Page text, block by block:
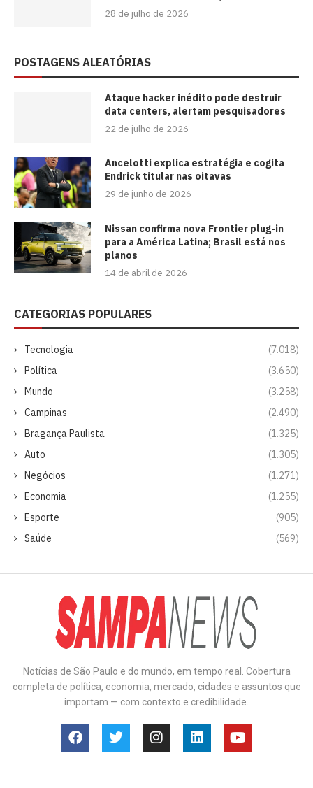
28 de julho de 2026
POSTAGENS ALEATÓRIAS
Ataque hacker inédito pode destruir
data centers, alertam pesquisadores
22 de julho de 2026
Ancelotti explica estratégia e cogita
Endrick titular nas oitavas
29 de junho de 2026
Nissan confirma nova Frontier plug-in
para a América Latina; Brasil está nos
planos
14 de abril de 2026
CATEGORIAS POPULARES
Tecnologia
(7.018)
Política
(3.650)
Mundo
(3.258)
Campinas
(2.490)
Bragança Paulista
(1.325)
Auto
(1.305)
Negócios
(1.271)
Economia
(1.255)
Esporte
(905)
Saúde
(569)
Notícias de São Paulo e do mundo, em tempo real. Cobertura
completa de política, economia, mercado, cidades e assuntos que
importam — com contexto e credibilidade.